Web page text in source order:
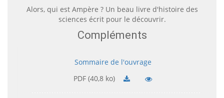
Alors, qui est Ampère ? Un beau livre d'histoire des
sciences écrit pour le découvrir.
Compléments
Sommaire de l'ouvrage
PDF (40,8 ko)